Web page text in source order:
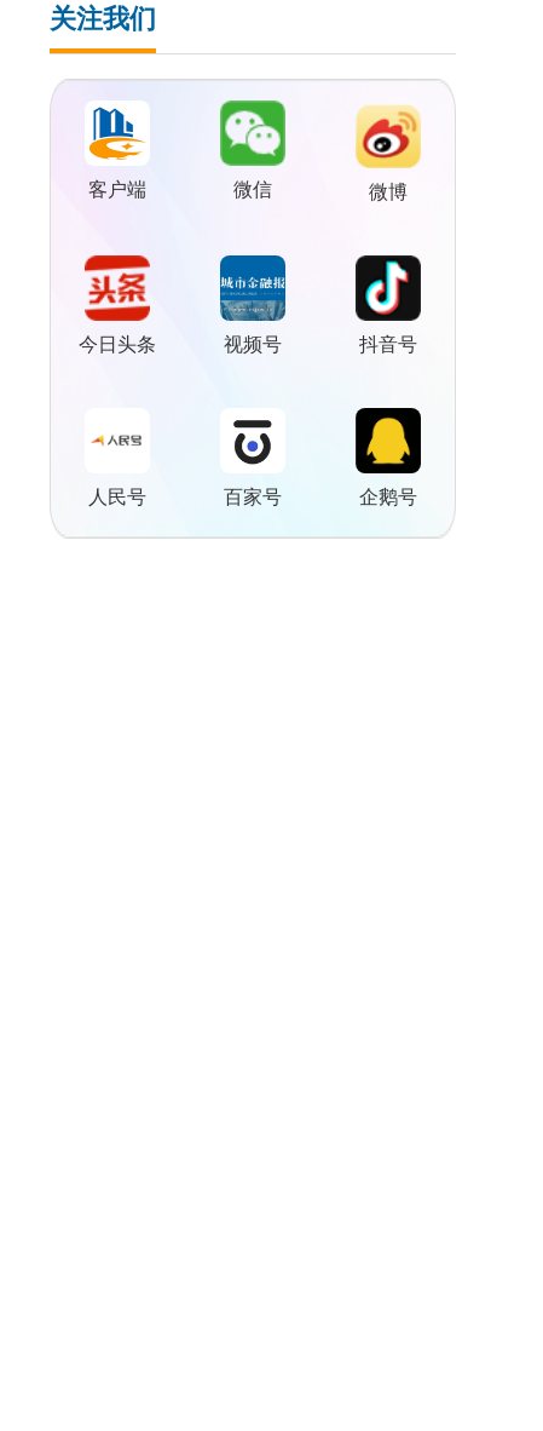
关注我们
客户端 微信 微博
今日头条 视频号 抖音号
人民号 百家号 企鹅号